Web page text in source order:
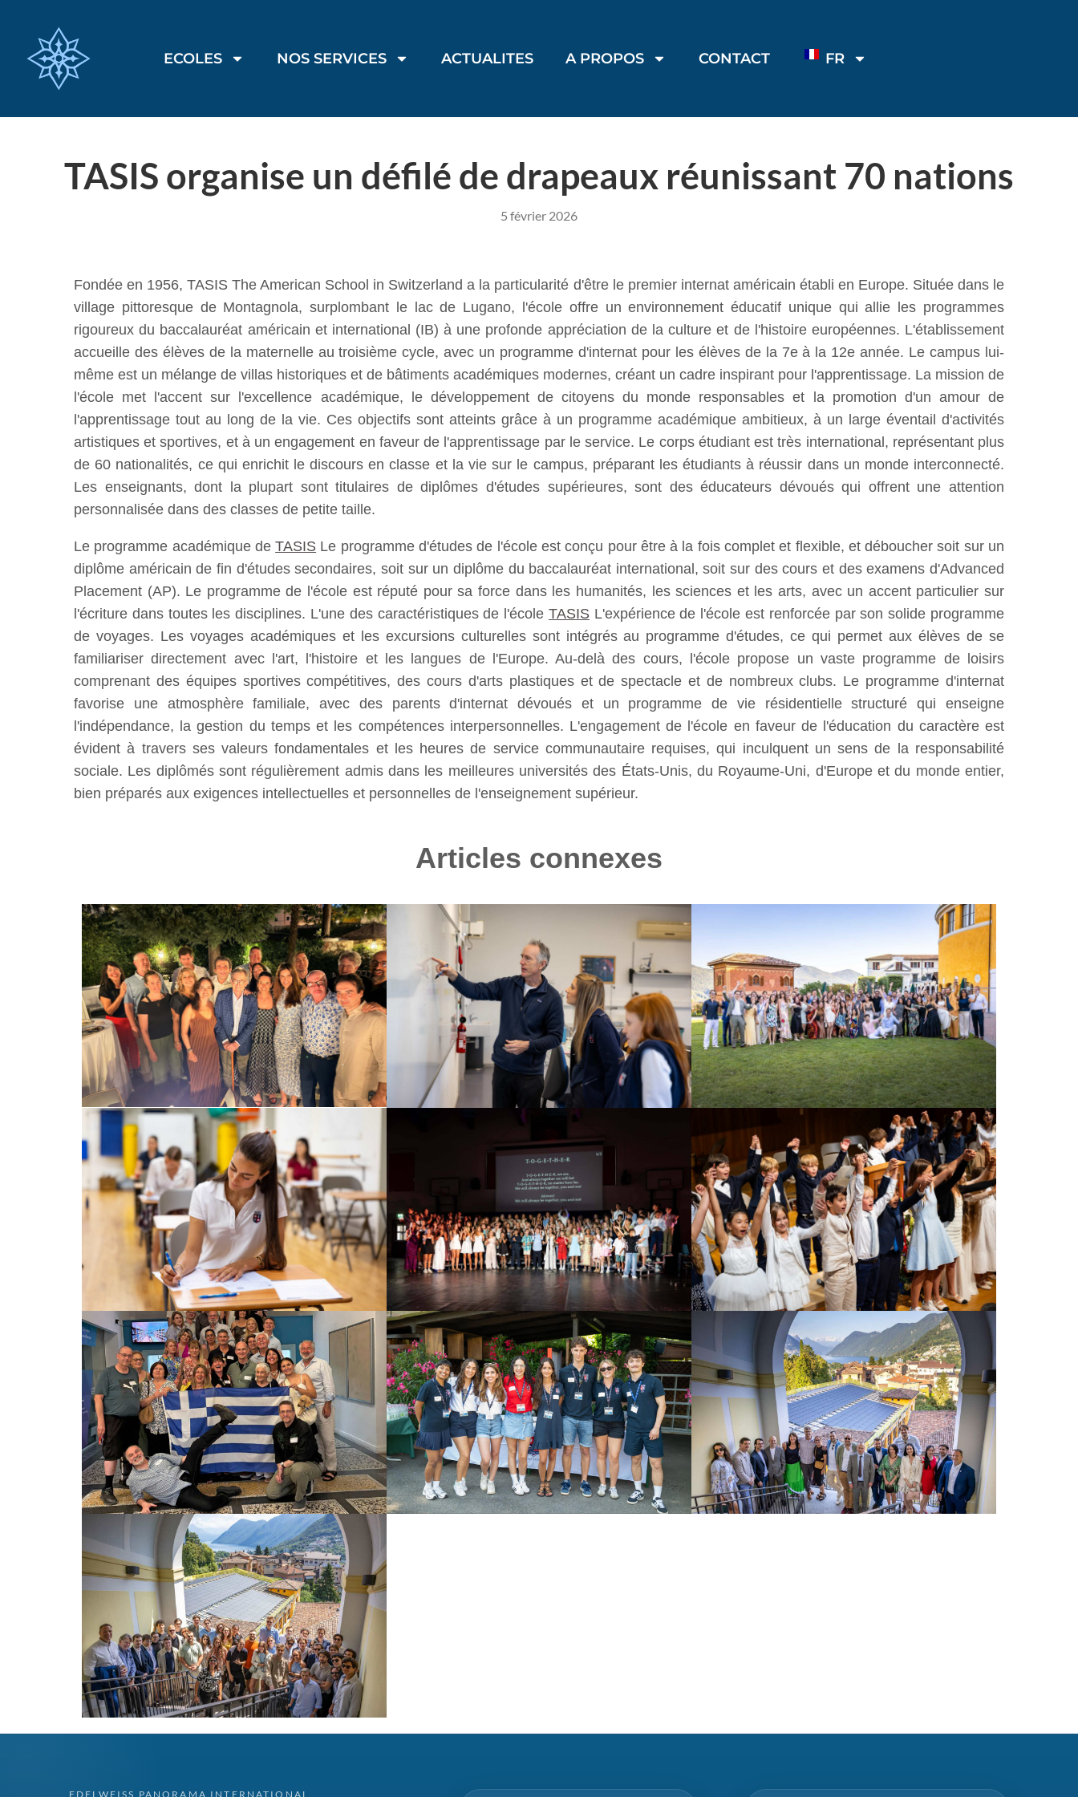
ECOLES NOS SERVICES ACTUALITES A PROPOS CONTACT FR
TASIS organise un défilé de drapeaux réunissant 70 nations
5 février 2026
Fondée en 1956, TASIS The American School in Switzerland a la particularité d'être le premier internat américain établi en Europe. Située dans le
village pittoresque de Montagnola, surplombant le lac de Lugano, l'école offre un environnement éducatif unique qui allie les programmes
rigoureux du baccalauréat américain et international (IB) à une profonde appréciation de la culture et de l'histoire européennes. L'établissement
accueille des élèves de la maternelle au troisième cycle, avec un programme d'internat pour les élèves de la 7e à la 12e année. Le campus lui-
même est un mélange de villas historiques et de bâtiments académiques modernes, créant un cadre inspirant pour l'apprentissage. La mission de
l'école met l'accent sur l'excellence académique, le développement de citoyens du monde responsables et la promotion d'un amour de
l'apprentissage tout au long de la vie. Ces objectifs sont atteints grâce à un programme académique ambitieux, à un large éventail d'activités
artistiques et sportives, et à un engagement en faveur de l'apprentissage par le service. Le corps étudiant est très international, représentant plus
de 60 nationalités, ce qui enrichit le discours en classe et la vie sur le campus, préparant les étudiants à réussir dans un monde interconnecté.
Les enseignants, dont la plupart sont titulaires de diplômes d'études supérieures, sont des éducateurs dévoués qui offrent une attention
personnalisée dans des classes de petite taille.
Le programme académique deTASIS Le programme d'études de l'école est conçu pour être à la fois complet et flexible, et déboucher soit sur un
diplôme américain de fin d'études secondaires, soit sur un diplôme du baccalauréat international, soit sur des cours et des examens d'Advanced
Placement (AP). Le programme de l'école est réputé pour sa force dans les humanités, les sciences et les arts, avec un accent particulier sur
l'écriture dans toutes les disciplines. L'une des caractéristiques de l'école TASISL'expérience de l'école est renforcée par son solide programme
de voyages. Les voyages académiques et les excursions culturelles sont intégrés au programme d'études, ce qui permet aux élèves de se
familiariser directement avec l'art, l'histoire et les langues de l'Europe. Au-delà des cours, l'école propose un vaste programme de loisirs
comprenant des équipes sportives compétitives, des cours d'arts plastiques et de spectacle et de nombreux clubs. Le programme d'internat
favorise une atmosphère familiale, avec des parents d'internat dévoués et un programme de vie résidentielle structuré qui enseigne
l'indépendance, la gestion du temps et les compétences interpersonnelles. L'engagement de l'école en faveur de l'éducation du caractère est
évident à travers ses valeurs fondamentales et les heures de service communautaire requises, qui inculquent un sens de la responsabilité
sociale. Les diplômés sont régulièrement admis dans les meilleures universités des États-Unis, du Royaume-Uni, d'Europe et du monde entier,
bien préparés aux exigences intellectuelles et personnelles de l'enseignement supérieur.
Articles connexes
EDELWEISS PANORAMA INTERNATIONAL